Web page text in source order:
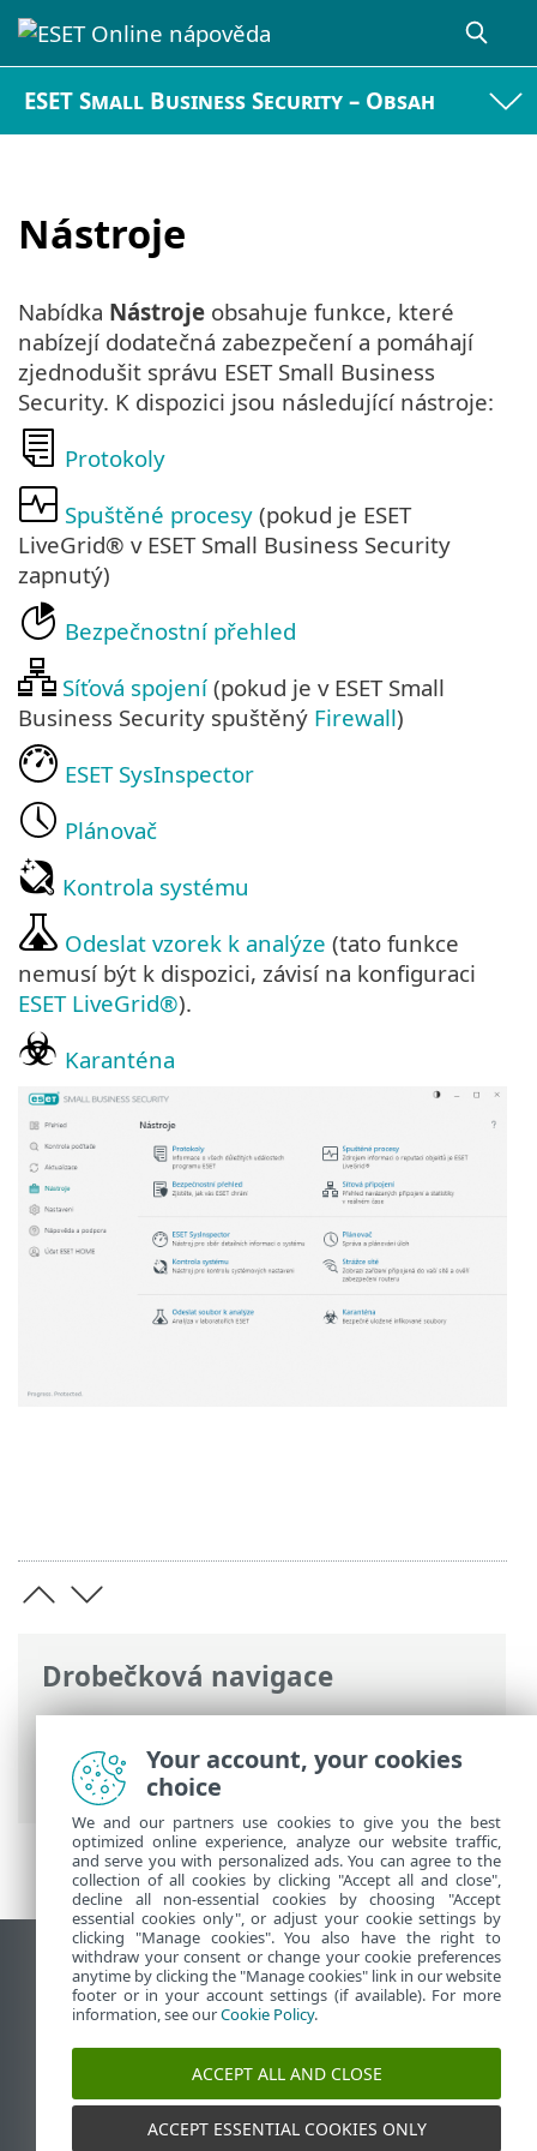
ESET Small Business Security – Obsah
Nástroje
Drobečková navigace
ESET Online nápověda>ESET Small
Business Security>Práce s ESET Small
Business Security
> Nástroje
Nabídka Nástroje obsahuje funkce, které
nabízejí dodatečná zabezpečení a pomáhají
zjednodušit správu ESET Small Business
Security. K dispozici jsou následující nástroje:
Protokoly
Spuštěné procesy (pokud je ESET
LiveGrid® v ESET Small Business Security
zapnutý)
Bezpečnostní přehled
Síťová spojení (pokud je v ESET Small
Business Security spuštěný Firewall)
ESET SysInspector
Plánovač
Kontrola systému
Odeslat vzorek k analýze (tato funkce
nemusí být k dispozici, závisí na konfiguraci
ESET LiveGrid®).
Karanténa
Zobrazit verzi pro počítač
End of Life
ESET Databáze znalostí
ESET Forum
ESET Status Portal
Regionální podpora
Your account, your cookies
choice
We and our partners use cookies to give you the best
optimized online experience, analyze our website traffic,
and serve you with personalized ads. You can agree to the
collection of all cookies by clicking "Accept all and close",
decline all non-essential cookies by choosing "Accept
essential cookies only", or adjust your cookie settings by
clicking "Manage cookies". You also have the right to
withdraw your consent or change your cookie preferences
anytime by clicking the "Manage cookies" link in our website
footer or in your account settings (if available). For more
information, see ourCookie Policy.
ACCEPT ALL AND CLOSE
ACCEPT ESSENTIAL COOKIES ONLY